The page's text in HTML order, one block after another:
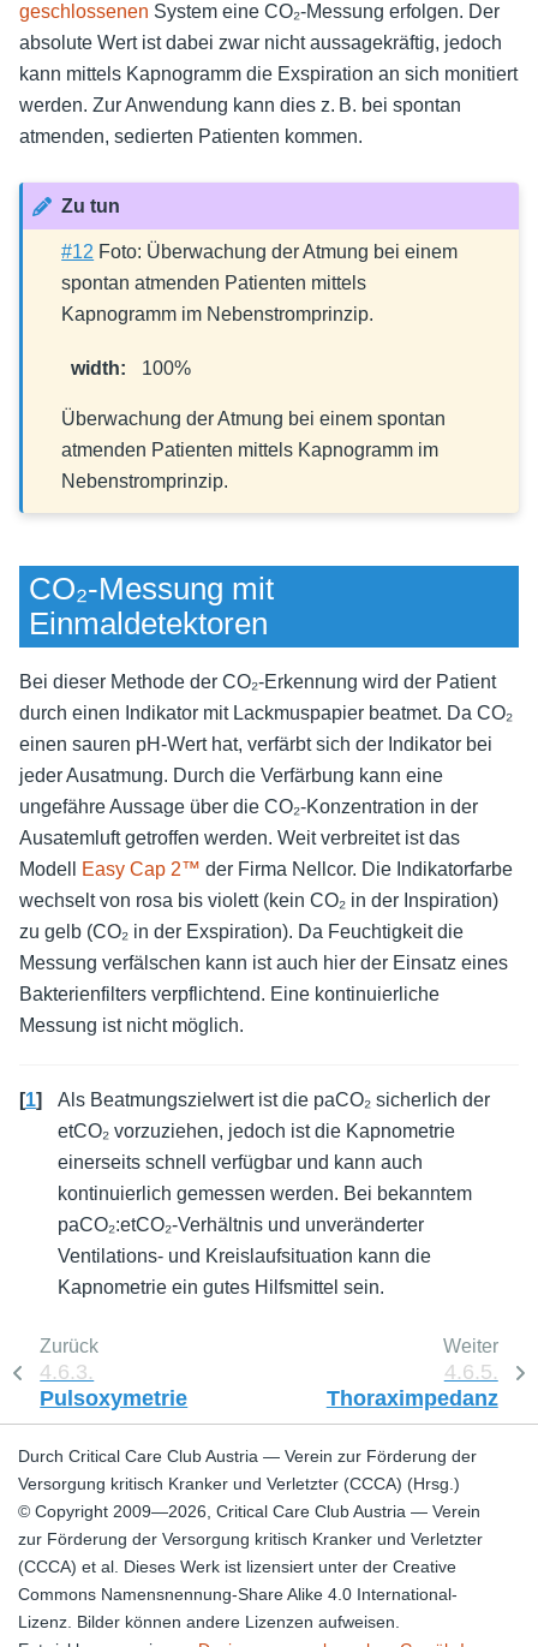
geschlossenen System eine CO₂-Messung erfolgen. Der
absolute Wert ist dabei zwar nicht aussagekräftig, jedoch
kann mittels Kapnogramm die Exspiration an sich monitiert
werden. Zur Anwendung kann dies z. B. bei spontan
atmenden, sedierten Patienten kommen.
Zu tun
#12 Foto: Überwachung der Atmung bei einem
spontan atmenden Patienten mittels
Kapnogramm im Nebenstromprinzip.
width: 100%
Überwachung der Atmung bei einem spontan
atmenden Patienten mittels Kapnogramm im
Nebenstromprinzip.
CO₂-Messung mit
Einmaldetektoren
Bei dieser Methode der CO₂-Erkennung wird der Patient
durch einen Indikator mit Lackmuspapier beatmet. Da CO₂
einen sauren pH-Wert hat, verfärbt sich der Indikator bei
jeder Ausatmung. Durch die Verfärbung kann eine
ungefähre Aussage über die CO₂-Konzentration in der
Ausatemluft getroffen werden. Weit verbreitet ist das
Modell
Easy Cap 2™ der Firma Nellcor. Die Indikatorfarbe
wechselt von rosa bis violett (kein CO₂ in der Inspiration)
zu gelb (CO₂ in der Exspiration). Da Feuchtigkeit die
Messung verfälschen kann ist auch hier der Einsatz eines
Bakterienfilters verpflichtend. Eine kontinuierliche
Messung ist nicht möglich.
[1]
Als Beatmungszielwert ist die paCO₂ sicherlich der
etCO₂ vorzuziehen, jedoch ist die Kapnometrie
einerseits schnell verfügbar und kann auch
kontinuierlich gemessen werden. Bei bekanntem
paCO₂:etCO₂-Verhältnis und unveränderter
Ventilations- und Kreislaufsituation kann die
Kapnometrie ein gutes Hilfsmittel sein.
Zurück
4.6.3.
Pulsoxymetrie
Weiter
4.6.5.
Thoraximpedanz
Durch Critical Care Club Austria — Verein zur Förderung der
Versorgung kritisch Kranker und Verletzter (CCCA) (Hrsg.)
© Copyright 2009—2026, Critical Care Club Austria — Verein
zur Förderung der Versorgung kritisch Kranker und Verletzter
(CCCA) et al. Dieses Werk ist lizensiert unter der Creative
Commons Namensnennung-Share Alike 4.0 International-
Lizenz. Bilder können andere Lizenzen aufweisen.